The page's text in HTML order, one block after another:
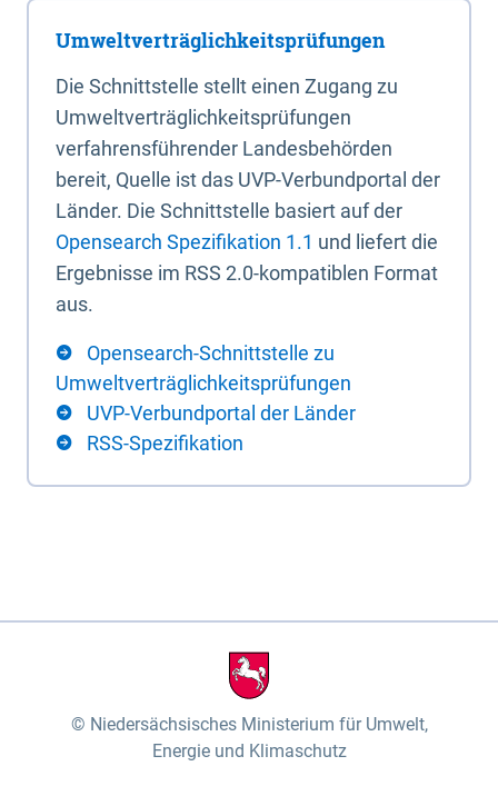
Umweltverträglichkeitsprüfungen
Die Schnittstelle stellt einen Zugang zu
Umweltverträglichkeitsprüfungen
verfahrensführender Landesbehörden
bereit, Quelle ist das UVP-Verbundportal der
Länder. Die Schnittstelle basiert auf der
Opensearch Spezifikation 1.1 und liefert die
Ergebnisse im RSS 2.0-kompatiblen Format
aus.
Opensearch-Schnittstelle zu
Umweltverträglichkeitsprüfungen
UVP-Verbundportal der Länder
RSS-Spezifikation
Niedersächsisches Ministerium für Umwelt,
Energie und Klimaschutz